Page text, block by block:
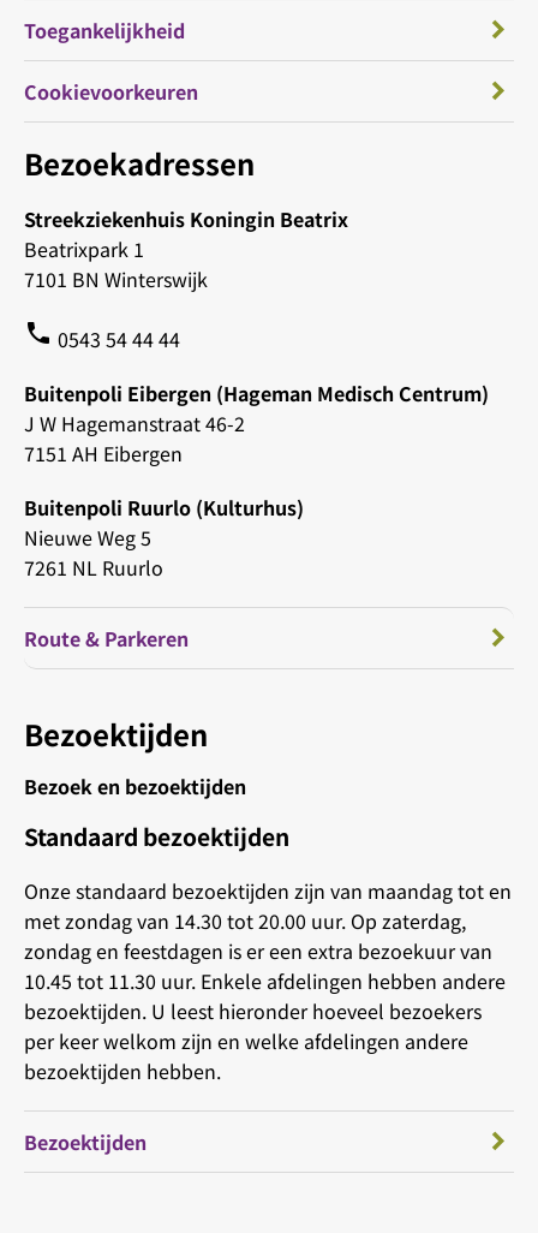
Bezoekadressen
Streekziekenhuis Koningin Beatrix
Beatrixpark 1
7101 BN Winterswijk
phone 0543 54 44 44
Buitenpoli Eibergen (Hageman Medisch Centrum)
J W Hagemanstraat 46-2
7151 AH Eibergen
Buitenpoli Ruurlo (Kulturhus)
Nieuwe Weg 5
7261 NL Ruurlo
Route & Parkeren
Bezoektijden
Bezoek en bezoektijden
Standaard bezoektijden
Onze standaard bezoektijden zijn van maandag tot en
met zondag van 14.30 tot 20.00 uur. Op zaterdag,
zondag en feestdagen is er een extra bezoekuur van
10.45 tot 11.30 uur. Enkele afdelingen hebben andere
bezoektijden. U leest hieronder hoeveel bezoekers
per keer welkom zijn en welke afdelingen andere
bezoektijden hebben.
Bezoektijden
Toegankelijkheid
Cookievoorkeuren